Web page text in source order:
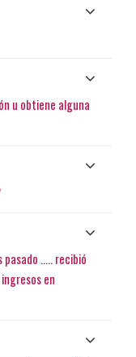
u obtiene alguna
..... recibió
en